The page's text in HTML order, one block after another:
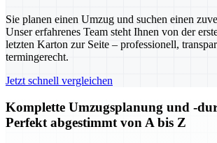
Sie planen einen Umzug und suchen einen
Unser erfahrenes Team steht Ihnen von der
letzten Karton zur Seite – professionell,
termingerecht.
Jetzt schnell vergleichen
Komplette Umzugsplanung und -
Perfekt abgestimmt von A bis Z